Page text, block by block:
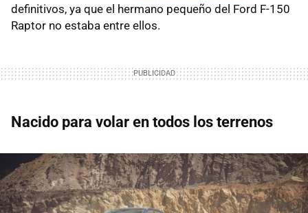
definitivos, ya que el hermano pequeño del Ford F-150
Raptor no estaba entre ellos.
Nacido para volar en todos los terrenos